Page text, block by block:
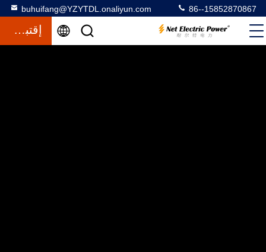
buhuifang@YZYTDL.onaliyun.com 86--15852870867
إقتباس